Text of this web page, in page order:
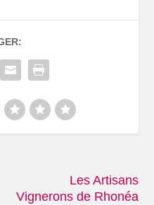
Les Artisans
Vignerons de Rhonéa